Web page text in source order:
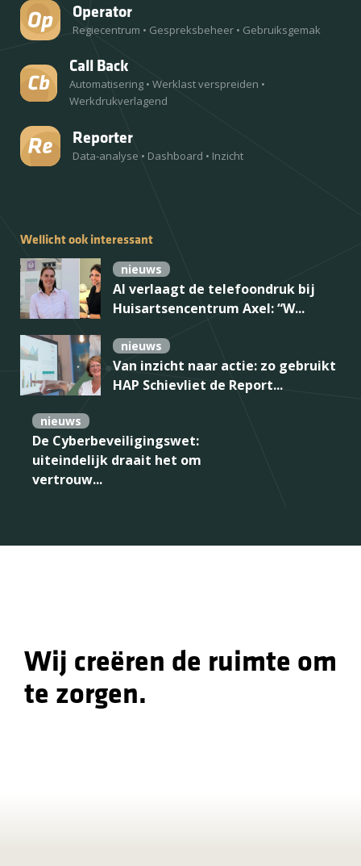
Operator
Regiecentrum • Gespreksbeheer • Gebruiksgemak
Call Back
Automatisering • Werklast verspreiden •
Werkdrukverlagend
Reporter
Data-analyse • Dashboard • Inzicht
Wellicht ook interessant
nieuws
AI verlaagt de telefoondruk bij
Huisartsencentrum Axel: “W...
nieuws
Van inzicht naar actie: zo gebruikt
HAP Schievliet de Report...
nieuws
De Cyberbeveiligingswet:
uiteindelijk draait het om
vertrouw...
Wij creëren de ruimte om
te zorgen.